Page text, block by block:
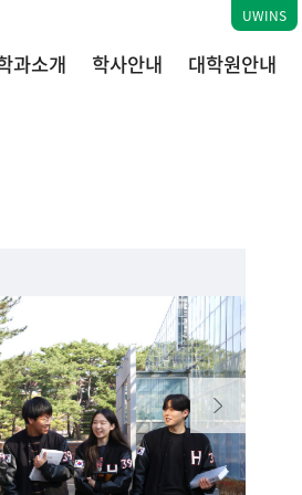
UWINS
과소개 학사안내 대학원안내